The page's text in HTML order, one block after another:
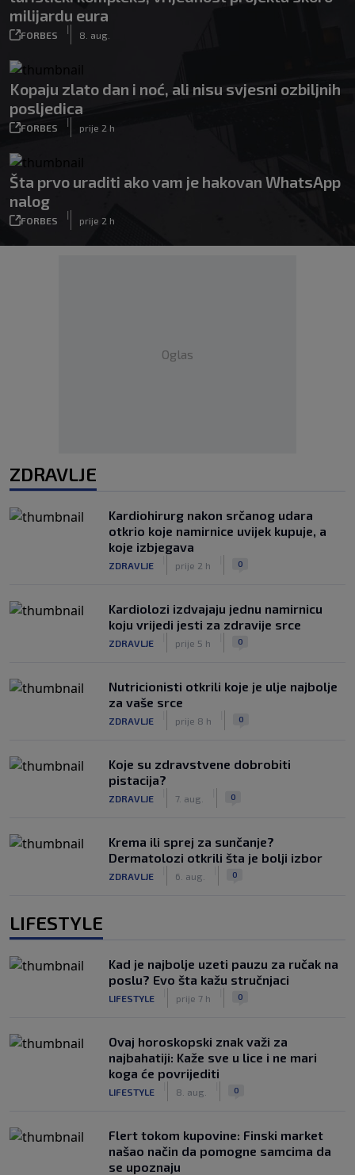
milijardu eura
FORBES
|
8. aug.
Kopaju zlato dan i noć, ali nisu svjesni ozbiljnih
posljedica
FORBES
|
prije 2 h
Šta prvo uraditi ako vam je hakovan WhatsApp
nalog
FORBES
|
prije 2 h
Oglas
ZDRAVLJE
Kardiohirurg nakon srčanog udara
otkrio koje namirnice uvijek kupuje, a
koje izbjegava
ZDRAVLJE prije 2 h 0
Kardiolozi izdvajaju jednu namirnicu
koju vrijedi jesti za zdravije srce
ZDRAVLJE prije 5 h 0
Nutricionisti otkrili koje je ulje najbolje
za vaše srce
ZDRAVLJE prije 8 h 0
Koje su zdravstvene dobrobiti
pistacija?
ZDRAVLJE 7. aug. 0
Krema ili sprej za sunčanje?
Dermatolozi otkrili šta je bolji izbor
ZDRAVLJE 6. aug. 0
LIFESTYLE
Kad je najbolje uzeti pauzu za ručak na
poslu? Evo šta kažu stručnjaci
LIFESTYLE prije 7 h 0
Ovaj horoskopski znak važi za
najbahatiji: Kaže sve u lice i ne mari
koga će povrijediti
LIFESTYLE 8. aug. 0
Flert tokom kupovine: Finski market
našao način da pomogne samcima da
se upoznaju